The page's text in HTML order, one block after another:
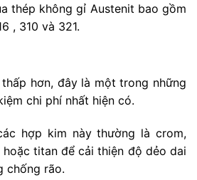
thép không gỉ Austenit bao gồm
, 310 và 321.
hơn, đây là một trong những
chi phí nhất hiện có.
hợp kim này thường là crom,
titan để cải thiện độ dẻo dai
chống rão.